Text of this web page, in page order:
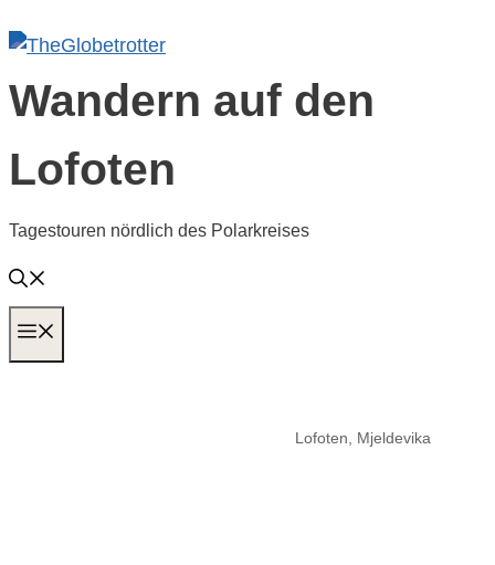
Inhalt
springen
Wandern auf den
Lofoten
Tagestouren nördlich des Polarkreises
Lofoten, Mjeldevika